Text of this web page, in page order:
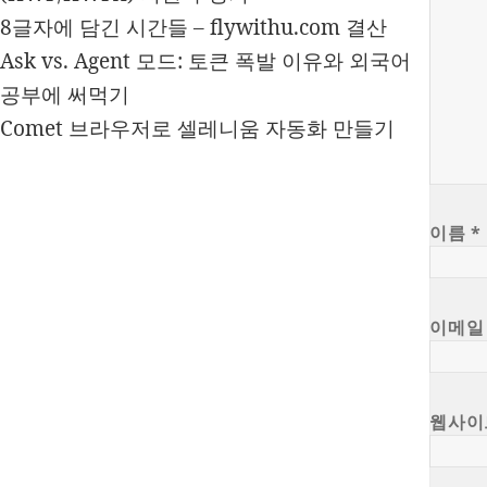
8글자에 담긴 시간들 – flywithu.com 결산
Ask vs. Agent 모드: 토큰 폭발 이유와 외국어
공부에 써먹기
Comet 브라우저로 셀레니움 자동화 만들기
이름*
이메일
웹사